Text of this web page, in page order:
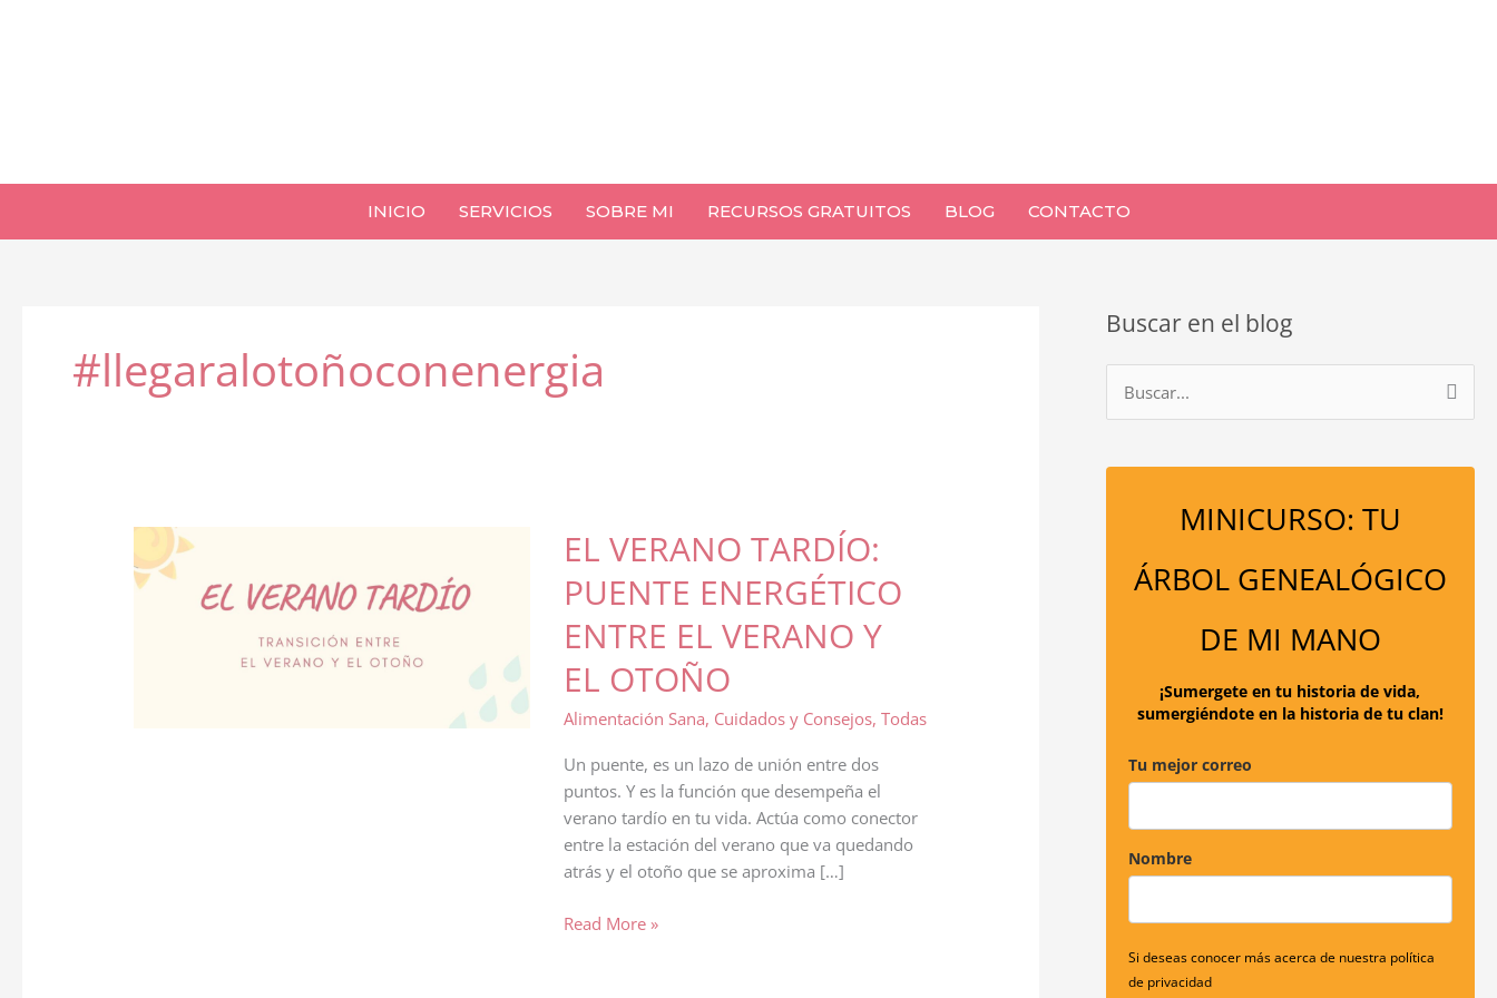
INICIO SERVICIOS SOBRE MI RECURSOS GRATUITOS BLOG CONTACTO
#llegaralotoñoconenergia
EL VERANO TARDÍO:
PUENTE ENERGÉTICO
ENTRE EL VERANO Y
EL OTOÑO
Alimentación Sana, Cuidados y Consejos,Todas
Un puente, es un lazo de unión entre dos
puntos. Y es la función que desempeña el
verano tardío en tu vida. Actúa como conector
entre la estación del verano que va quedando
atrás y el otoño que se aproxima […]
EL
Read More »
Buscar en el blog
u
MINICURSO: TU
ÁRBOL GENEALÓGICO
DE MI MANO
¡Sumergete en tu historia de vida,
sumergiéndote en la historia de tu clan!
Tu mejor correo
Nombre
Si deseas conocer más acerca de nuestra política
de privacidad